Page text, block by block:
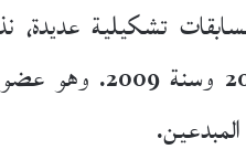
تشكيلية عديدة،
ومهرجان